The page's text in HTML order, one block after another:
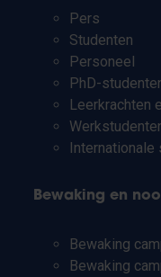
Pers
Studenten
Personeel
PhD-
Leerkrachten
Internationale
Bewaking en
Bewaking
Bewaking